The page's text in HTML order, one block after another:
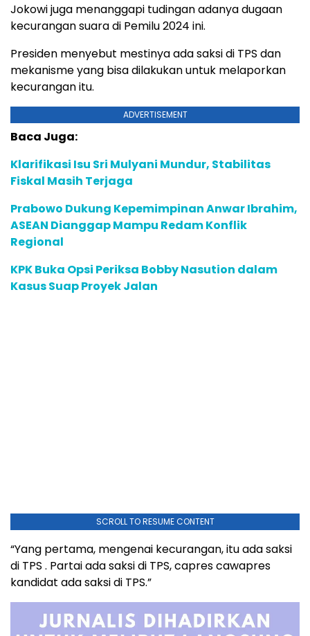
Jokowi juga menanggapi tudingan adanya dugaan
kecurangan suara di Pemilu 2024 ini.
Presiden menyebut mestinya ada saksi di TPS dan
mekanisme yang bisa dilakukan untuk melaporkan
kecurangan itu.
ADVERTISEMENT
Baca Juga:
Klarifikasi Isu Sri Mulyani Mundur, Stabilitas
Fiskal Masih Terjaga
Prabowo Dukung Kepemimpinan Anwar Ibrahim,
ASEAN Dianggap Mampu Redam Konflik
Regional
KPK Buka Opsi Periksa Bobby Nasution dalam
Kasus Suap Proyek Jalan
SCROLL TO RESUME CONTENT
“Yang pertama, mengenai kecurangan, itu ada saksi
di TPS . Partai ada saksi di TPS, capres cawapres
kandidat ada saksi di TPS.”